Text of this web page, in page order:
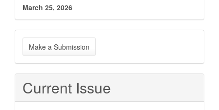
March 25, 2026
Make
a
Submission
Make a Submission
Current Issue